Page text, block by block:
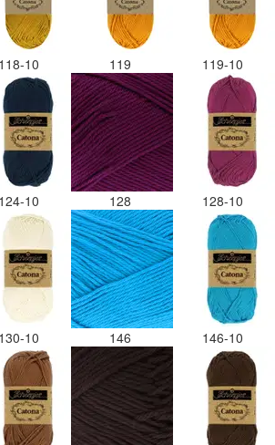
118-10 119 119-10
124-10 128 128-10
130-10 146 146-10